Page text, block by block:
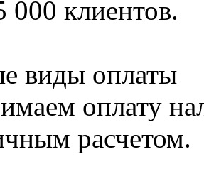
000 клиентов.
виды оплаты
оплату
расчетом.